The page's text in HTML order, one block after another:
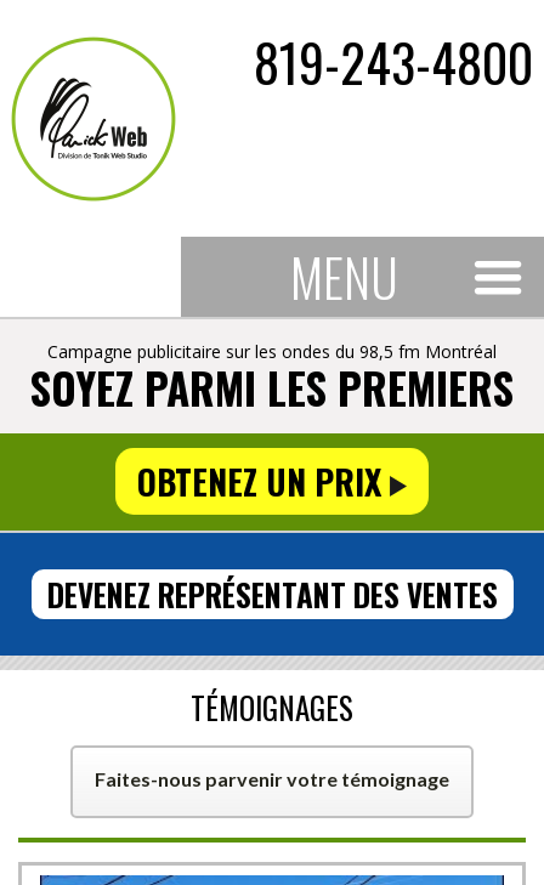
819-243-4800
MENU
Campagne publicitaire sur les ondes du 98,5 fm Montréal
SOYEZ PARMI LES PREMIERS
OBTENEZ UN PRIX
DEVENEZ REPRÉSENTANT DES VENTES
TÉMOIGNAGES
Faites-nous parvenir votre témoignage